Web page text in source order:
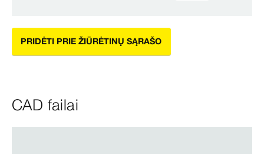
PRIDĖTI PRIE ŽIŪRĖTINŲ SĄRAŠO
CAD failai